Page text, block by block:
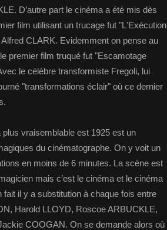
D’autre part le cinéma a été mis dès
film utilisant un trucage fut "L'Exécution
CLARK. Evidemment on pense au
premier film truqué fut "Escamotage
le célèbre transformiste Fregoli, lui
"transformations éclair" où ce dernier
vraisemblable est 1925 est un
du cinématographe. On y voit un
en moins de 6 minutes. La scène est
mais c’est le cinéma et le cinéma
fait il y a substitution à chaque fois entre
Harold LLOYD, Roscoe ARBUCKLE,
COOGAN. On se demande alors où